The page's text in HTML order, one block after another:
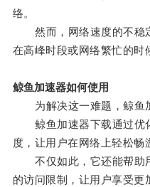
络。
然而，网络速度的不稳
在高峰时段或网络繁忙的时
鲸鱼加速器如何使用
为解决这一难题，鲸鱼加
鲸鱼加速器下载通过优
度，让用户在网络上轻松畅
不仅如此，它还能帮助
的访问限制，让用户享受更